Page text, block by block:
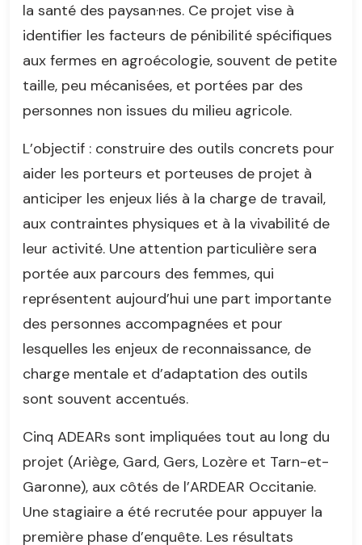
la santé des paysan·nes. Ce projet vise à
identifier les facteurs de pénibilité spécifiques
aux fermes en agroécologie, souvent de petite
taille, peu mécanisées, et portées par des
personnes non issues du milieu agricole.
L’objectif : construire des outils concrets pour
aider les porteurs et porteuses de projet à
anticiper les enjeux liés à la charge de travail,
aux contraintes physiques et à la vivabilité de
leur activité. Une attention particulière sera
portée aux parcours des femmes, qui
représentent aujourd’hui une part importante
des personnes accompagnées et pour
lesquelles les enjeux de reconnaissance, de
charge mentale et d’adaptation des outils
sont souvent accentués.
Cinq ADEARs sont impliquées tout au long du
projet (Ariège, Gard, Gers, Lozère et Tarn-et-
Garonne), aux côtés de l’ARDEAR Occitanie.
Une stagiaire a été recrutée pour appuyer la
première phase d’enquête. Les résultats